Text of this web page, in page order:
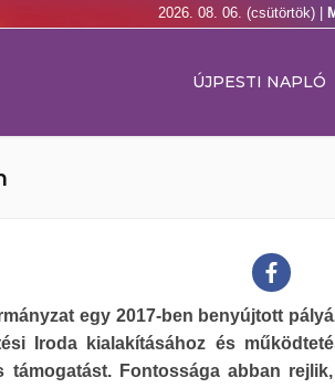
2026. 08. 06. (csütörtök) |
ÚJPESTI NAPLÓ
egy 2017-ben benyújtott
Iroda kialakításához és
támogatást. Fontossága abban